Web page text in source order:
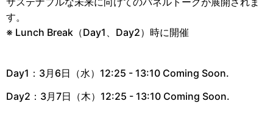
す。
※ Lunch Break（Day1、Day2）時に開催
Day1：3月6日（水）12:25 - 13:10 Coming Soon.
Day2：3月7日（木）12:25 - 13:10 Coming Soon.